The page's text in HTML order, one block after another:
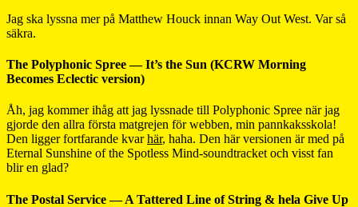
Jag ska lyssna mer på Matthew Houck innan Way Out West. Var så
säkra.
The Polyphonic Spree — It’s the Sun (KCRW Morning
Becomes Eclectic version)
Åh, jag kommer ihåg att jag lyssnade till Polyphonic Spree när jag
gjorde den allra första matgrejen för webben, min pannkaksskola!
Den ligger fortfarande kvarhär, haha. Den här versionen är med på
Eternal Sunshine of the Spotless Mind-soundtracket och visst fan
blir en glad?
The Postal Service — A Tattered Line of String & hela Give Up